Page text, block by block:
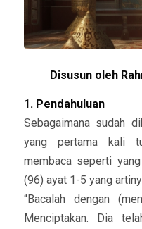
Disusun oleh
1. Pendahuluan
Sebagaimana sudah
yang pertama kali
membaca seperti
(96) ayat 1-5 yang
“Bacalah dengan
Menciptakan. Dia